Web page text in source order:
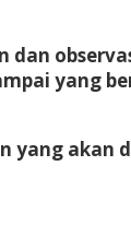
yang
yang akan